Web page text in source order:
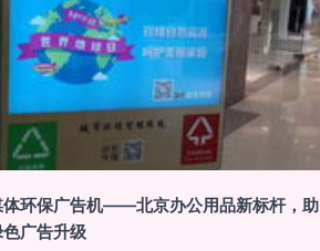
体环保广告机——北京办公用品新标杆，助
色广告升级